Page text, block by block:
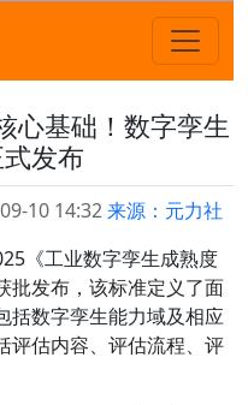
心基础！数字孪生
发布
10 14:32来源：元力社
《工业数字孪生成熟度
批发布，该标准定义了面
括数字孪生能力域及相应
评估内容、评估流程、评